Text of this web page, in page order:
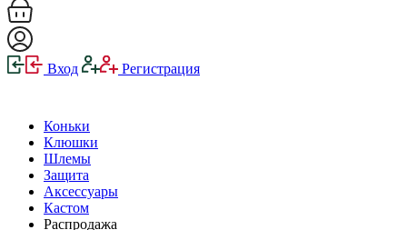
Вход Регистрация
Коньки
Клюшки
Шлемы
Защита
Аксессуары
Кастом
Распродажа